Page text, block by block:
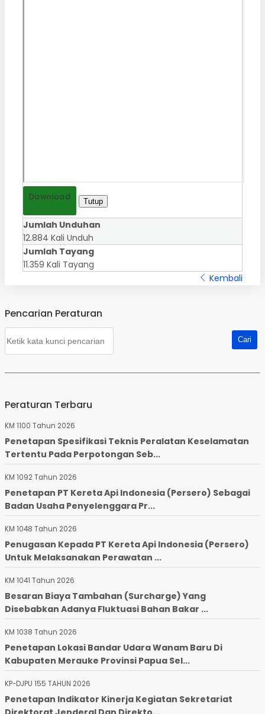
Download Tutup
Jumlah Unduhan
12.884 Kali Unduh
Jumlah Tayang
11.359 Kali Tayang
Kembali
Pencarian Peraturan
Peraturan Terbaru
KM 1100 Tahun 2026
Penetapan Spesifikasi Teknis Peralatan Keselamatan
Tertentu Pada Perpotongan Seb...
KM 1092 Tahun 2026
Penetapan PT Kereta Api Indonesia (Persero) Sebagai
Badan Usaha Penyelenggara Pr...
KM 1048 Tahun 2026
Penugasan Kepada PT Kereta Api Indonesia (Persero)
Untuk Melaksanakan Perawatan ...
KM 1041 Tahun 2026
Besaran Biaya Tambahan (Surcharge) Yang
Disebabkan Adanya Fluktuasi Bahan Bakar ...
KM 1038 Tahun 2026
Penetapan Lokasi Bandar Udara Wanam Baru Di
Kabupaten Merauke Provinsi Papua Sel...
KP-DJPU 155 TAHUN 2026
Penetapan Indikator Kinerja Kegiatan Sekretariat